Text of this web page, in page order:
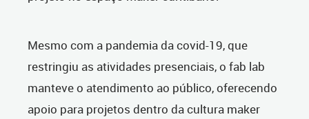
Mesmo com a pandemia da covid-19, que
restringiu as atividades presenciais, o fab lab
manteve o atendimento ao público, oferecendo
apoio para projetos dentro da cultura maker